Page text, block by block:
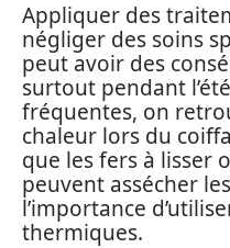
Appliquer des
négliger des soins
peut avoir des
surtout pendant
fréquentes, on
chaleur lors du
que les fers à lisser
peuvent assécher
l’importance
thermiques.